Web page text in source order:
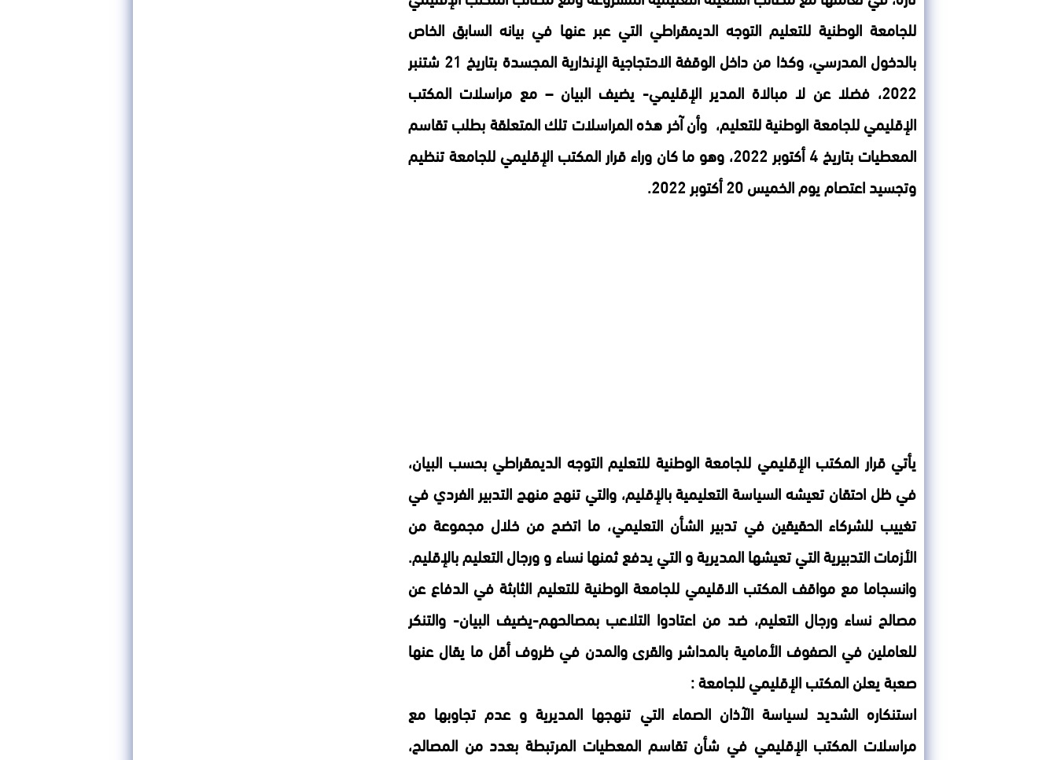
للجامعة الوطنية للتعليم التوجه الديمقراطي التي عبر عنها في بيانه السابق الخاص
بالدخول المدرسي، وكذا من داخل الوقفة الاحتجاجية الإنذارية المجسدة بتاريخ 21 شتنبر
2022، فضلا عن لا مبالاة المدير الإقليمي- يضيف البيان – مع مراسلات المكتب
الإقليمي للجامعة الوطنية للتعليم، وأن آخر هذه المراسلات تلك المتعلقة بطلب تقاسم
المعطيات بتاريخ 4 أكتوبر 2022، وهو ما كان وراء قرار المكتب الإقليمي للجامعة تنظيم
وتجسيد اعتصام يوم الخميس 20 أكتوبر 2022.
يأتي قرار المكتب الإقليمي للجامعة الوطنية للتعليم التوجه الديمقراطي بحسب البيان،
في ظل احتقان تعيشه السياسة التعليمية بالإقليم، والتي تنهج منهج التدبير الفردي في
تغييب للشركاء الحقيقين في تدبير الشأن التعليمي، ما اتضح من خلال مجموعة من
الأزمات التدبيرية التي تعيشها المديرية و التي يدفع ثمنها نساء و ورجال التعليم بالإقليم.
وانسجاما مع مواقف المكتب الاقليمي للجامعة الوطنية للتعليم الثابثة في الدفاع عن
مصالح نساء ورجال التعليم، ضد من اعتادوا التلاعب بمصالحهم-يضيف البيان- والتنكر
للعاملين في الصفوف الأمامية بالمداشر والقرى والمدن في ظروف أقل ما يقال عنها
صعبة يعلن المكتب الإقليمي للجامعة :
استنكاره الشديد لسياسة الآذان الصماء التي تنهجها المديرية و عدم تجاوبها مع
مراسلات المكتب الإقليمي في شأن تقاسم المعطيات المرتبطة بعدد من المصالح،